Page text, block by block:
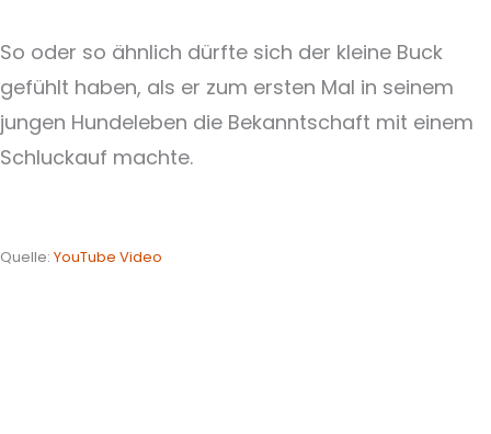
So oder so ähnlich dürfte sich der kleine Buck
gefühlt haben, als er zum ersten Mal in seinem
jungen Hundeleben die Bekanntschaft mit einem
Schluckauf machte.
Quelle: YouTube Video